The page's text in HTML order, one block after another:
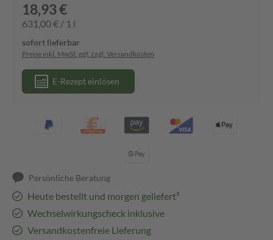
18,93 €
631,00 € / 1 l
sofort lieferbar
Preise inkl. MwSt. ggf. zzgl. Versandkosten
E-Rezept einlösen
Persönliche Beratung
Heute bestellt und morgen geliefert³
Wechselwirkungscheck inklusive
Versandkostenfreie Lieferung